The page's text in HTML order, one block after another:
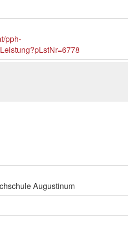
pph-
Augustinum